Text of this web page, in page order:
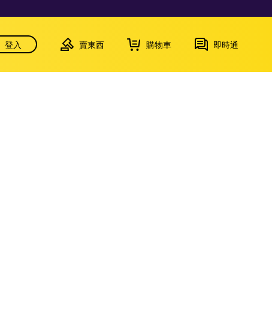
登入 賣東西 購物車 即時通